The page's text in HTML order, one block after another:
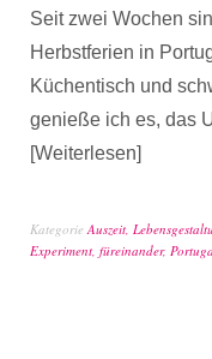
Seit zwei Wochen
Herbstferien in
Küchentisch und
genieße ich es, das
Weiterlesen
KategorieAuszeit,
Experiment, füreinander,